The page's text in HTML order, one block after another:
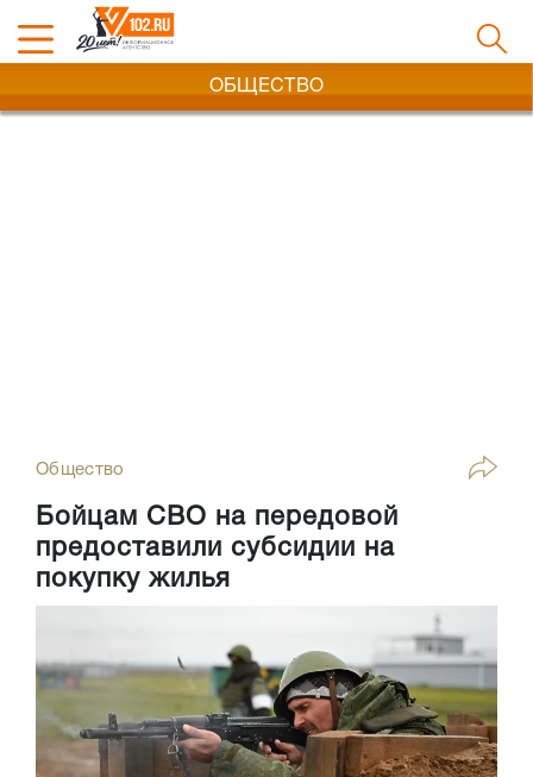
ОБЩЕСТВО
Общество
Бойцам СВО на передовой
предоставили субсидии на
покупку жилья